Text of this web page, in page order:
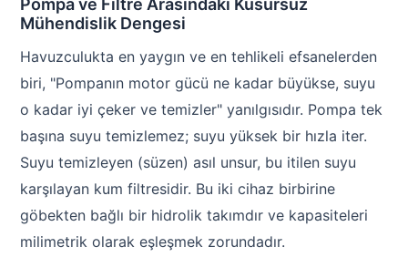
Pompa ve Filtre Arasındaki Kusursuz
Mühendislik Dengesi
Havuzculukta en yaygın ve en tehlikeli efsanelerden
biri, "Pompanın motor gücü ne kadar büyükse, suyu
o kadar iyi çeker ve temizler" yanılgısıdır. Pompa tek
başına suyu temizlemez; suyu yüksek bir hızla iter.
Suyu temizleyen (süzen) asıl unsur, bu itilen suyu
karşılayan kum filtresidir. Bu iki cihaz birbirine
göbekten bağlı bir hidrolik takımdır ve kapasiteleri
milimetrik olarak eşleşmek zorundadır.